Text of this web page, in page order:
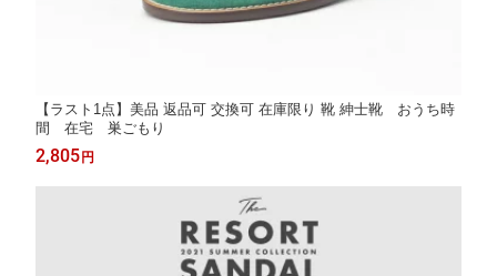
【ラスト1点】美品 返品可 交換可 在庫限り 靴 紳士靴 おうち時
間 在宅 巣ごもり
2,805 円